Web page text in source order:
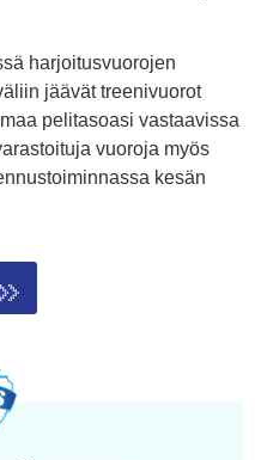
harjoitusvuorojen
jäävät treenivuorot
pelitasoasi vastaavissa
vuoroja myös
kesän